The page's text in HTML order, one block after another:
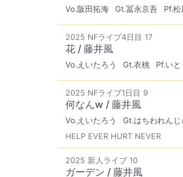
Vo.阪田拓海 Gt.冨永京吾 Pf.
2025 NFライブ4日目 17
花 / 藤井風
Vo.えいたろう Gt.衣桃 Pf.いと
2025 NFライブ1日目 9
何なんw / 藤井風
Vo.えいたろう Gt.はちわれんじ
HELP EVER HURT NEVER
2025 新人ライブ 10
ガーデン / 藤井風